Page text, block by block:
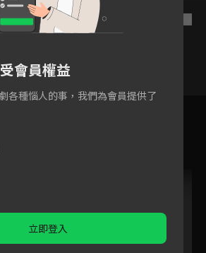
會員權益
各種惱人的事，我們為會員提供了
立即登入